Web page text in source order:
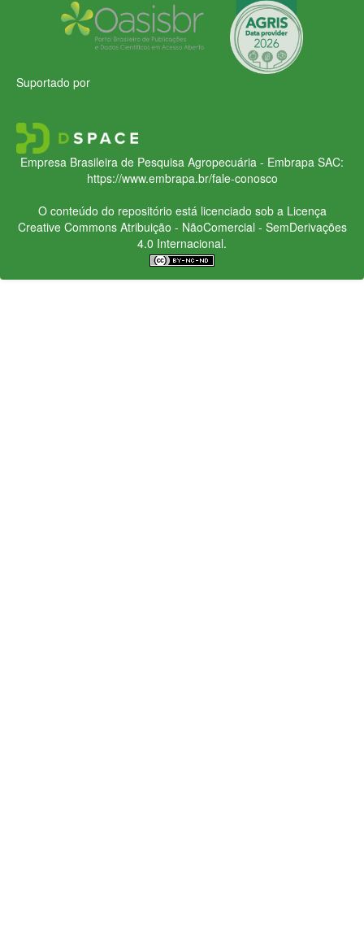
Suportado por
Empresa Brasileira de Pesquisa Agropecuária - Embrapa SAC:
https://www.embrapa.br/fale-conosco
O conteúdo do repositório está licenciado sob a Licença
Creative CommonsAtribuição - NãoComercial - SemDerivações
4.0 Internacional.